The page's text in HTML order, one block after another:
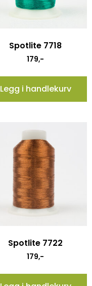
Spotlite 7718
179,-
Legg i handlekurv
Spotlite 7722
179,-